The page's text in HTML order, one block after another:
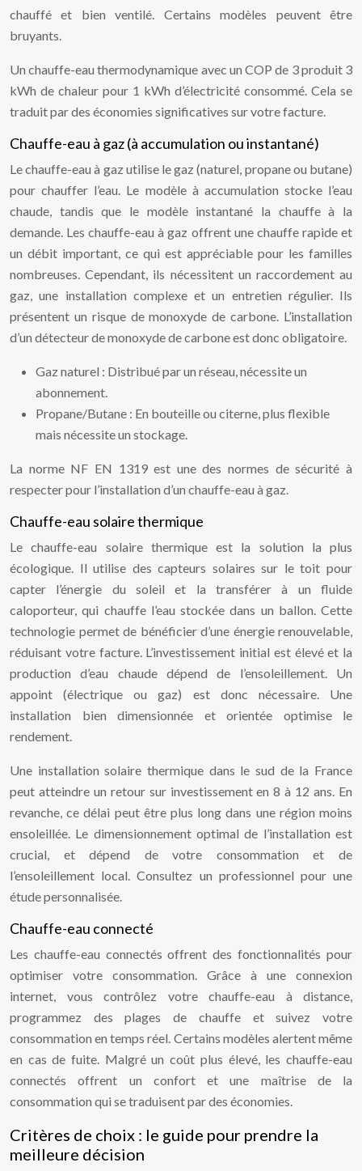
chauffé et bien ventilé. Certains modèles peuvent être
bruyants.
Un chauffe-eau thermodynamique avec un COP de 3 produit 3
kWh de chaleur pour 1 kWh d’électricité consommé. Cela se
traduit par des économies significatives sur votre facture.
Chauffe-eau à gaz (à accumulation ou instantané)
Le chauffe-eau à gaz utilise le gaz (naturel, propane ou butane)
pour chauffer l’eau. Le modèle à accumulation stocke l’eau
chaude, tandis que le modèle instantané la chauffe à la
demande. Les chauffe-eau à gaz offrent une chauffe rapide et
un débit important, ce qui est appréciable pour les familles
nombreuses. Cependant, ils nécessitent un raccordement au
gaz, une installation complexe et un entretien régulier. Ils
présentent un risque de monoxyde de carbone. L’installation
d’un détecteur de monoxyde de carbone est donc obligatoire.
Gaz naturel : Distribué par un réseau, nécessite un
abonnement.
Propane/Butane : En bouteille ou citerne, plus flexible
mais nécessite un stockage.
La norme NF EN 1319 est une des normes de sécurité à
respecter pour l’installation d’un chauffe-eau à gaz.
Chauffe-eau solaire thermique
Le chauffe-eau solaire thermique est la solution la plus
écologique. Il utilise des capteurs solaires sur le toit pour
capter l’énergie du soleil et la transférer à un fluide
caloporteur, qui chauffe l’eau stockée dans un ballon. Cette
technologie permet de bénéficier d’une énergie renouvelable,
réduisant votre facture. L’investissement initial est élevé et la
production d’eau chaude dépend de l’ensoleillement. Un
appoint (électrique ou gaz) est donc nécessaire. Une
installation bien dimensionnée et orientée optimise le
rendement.
Une installation solaire thermique dans le sud de la France
peut atteindre un retour sur investissement en 8 à 12 ans. En
revanche, ce délai peut être plus long dans une région moins
ensoleillée. Le dimensionnement optimal de l’installation est
crucial, et dépend de votre consommation et de
l’ensoleillement local. Consultez un professionnel pour une
étude personnalisée.
Chauffe-eau connecté
Les chauffe-eau connectés offrent des fonctionnalités pour
optimiser votre consommation. Grâce à une connexion
internet, vous contrôlez votre chauffe-eau à distance,
programmez des plages de chauffe et suivez votre
consommation en temps réel. Certains modèles alertent même
en cas de fuite. Malgré un coût plus élevé, les chauffe-eau
connectés offrent un confort et une maîtrise de la
consommation qui se traduisent par des économies.
Critères de choix : le guide pour prendre la
meilleure décision